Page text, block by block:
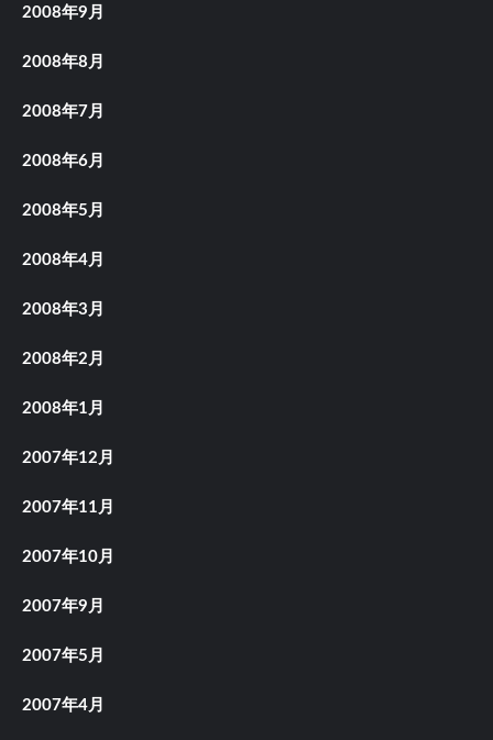
2008年9月
2008年8月
2008年7月
2008年6月
2008年5月
2008年4月
2008年3月
2008年2月
2008年1月
2007年12月
2007年11月
2007年10月
2007年9月
2007年5月
2007年4月